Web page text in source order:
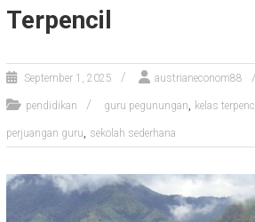
Terpencil
September 1, 2025 austrianeconom88
pendidikan guru pegunungan, kelas
perjuangan guru, sekolah sederhana